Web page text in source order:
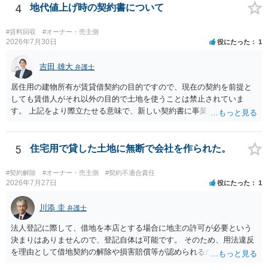
棄には該当しないため、犯罪になるわけではありません。しかし、建
物の所有者は質問者様であっても、土地の所有権はあくまで地主にあ
ります。そのため、地主に無断でお骨を埋める行為は、他人の所有権
を侵害する行為や、借地人としての善管注意義務違反とみなされる可
事前に地主へ相談して許可を得るか、土地に直接埋めずに大きめの鉢
植え等で供養する「プランター葬」や、ペット霊園等への納骨を検討
されるのが確実かと思います。
4 地代値上げ時の契約書について
#賃料回収 #オーナー・売主側
2026年7月30日 役にたった 1
吉田 雄大 弁護士
居住用の建物所有が賃貸借契約の目的ですので、現在の契約を前提と
しても賃借人がそれ以外の目的で土地を使うことは禁止されていま
す。 上記をより際立たせる意味で、新しい契約書に事業用として用い
交渉である以上賃借人が拒んだ場合には入りませんが、提案するのは
良い方法と思います。
5 住宅用で貸した土地に無断で会社を作られた。
#契約解除 #オーナー・売主側 #契約不適合責任
2026年7月27日 役にたった 1
川添 圭 弁護士
法人登記に際して、借地を本店とする場合に地主の許可が必要という
決まりはありませんので、登記自体は可能です。 そのため、用法違反
を理由として借地契約の解除や損害賠償等が認められるかどうかが問